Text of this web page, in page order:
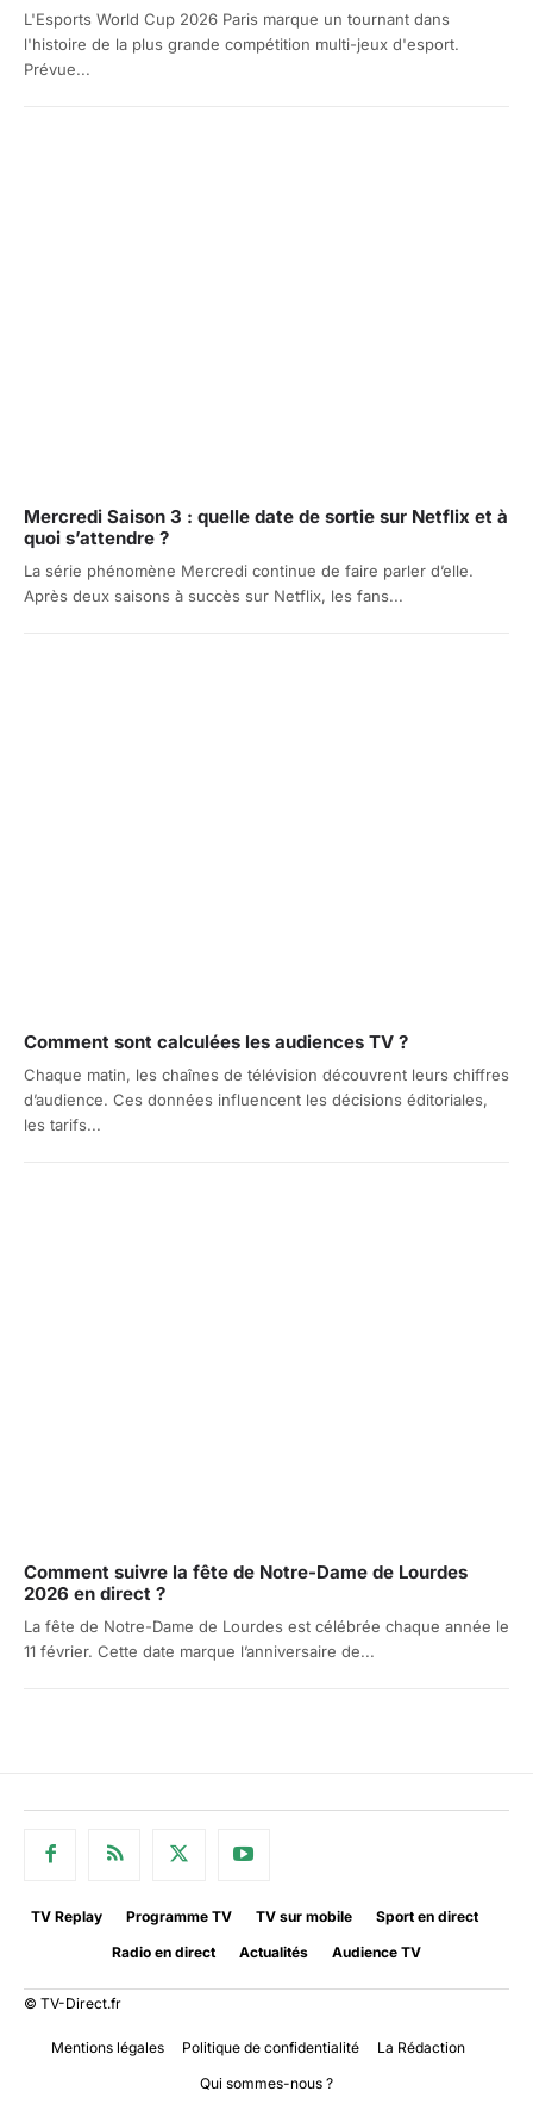
L'Esports World Cup 2026 Paris marque un tournant dans
l'histoire de la plus grande compétition multi-jeux d'esport.
Prévue...
Mercredi Saison 3 : quelle date de sortie sur Netflix et à
quoi s’attendre ?
La série phénomène Mercredi continue de faire parler d’elle.
Après deux saisons à succès sur Netflix, les fans...
Comment sont calculées les audiences TV ?
Chaque matin, les chaînes de télévision découvrent leurs chiffres
d’audience. Ces données influencent les décisions éditoriales,
les tarifs...
Comment suivre la fête de Notre-Dame de Lourdes
2026 en direct ?
La fête de Notre-Dame de Lourdes est célébrée chaque année le
11 février. Cette date marque l’anniversaire de...
TV Replay Programme TV TV sur mobile
Sport en direct
Radio en direct
Actualités Audience TV
© TV-Direct.fr
Mentions légales Politique de confidentialité
La Rédaction
Qui sommes-nous ?